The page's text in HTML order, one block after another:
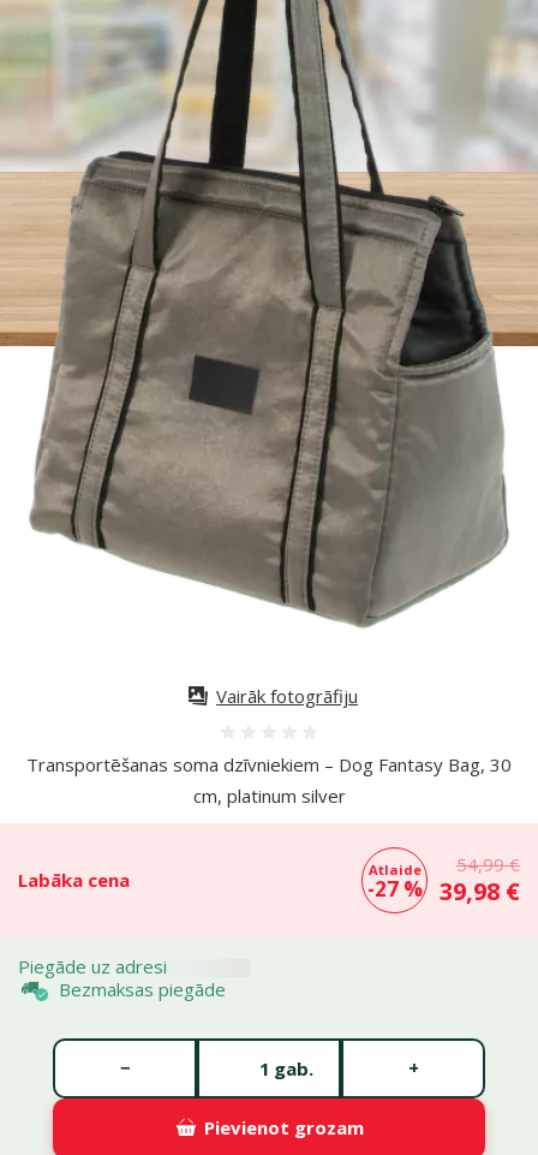
Transportēšanas soma dzīvniekiem – Dog Fantasy Bag, 30
cm, platinum silver
Labāka cena Atlaide
-27 %
54,99 €
39,98 €
Piegāde uz adresi
Bezmaksas piegāde
gab.
− +
Pievienot grozam
Vairāk fotogrāfiju